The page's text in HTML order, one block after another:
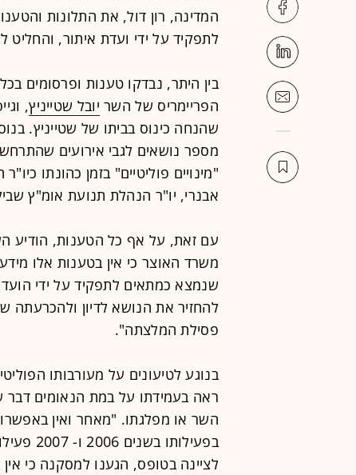
המדינה, רון דול, את התלונות
לתפקיד על ידי ועדת איתור, והחליט
בין היתר, נבדקו טענות ופרסומים
הפריימריס של השר יובל שטייניץ,
שהנחה כינוס בביתו של שטייניץ.
מספר נושאים לגבי אירועים
"מינויים פוליטיים" בזמן כהונתו
אבנרי, יו"ר הנהלת תנועת אומ"ץ
עם זאת, על אף כל הטענות, הודיע
משרד האוצר כי אין בטענות אלו
שנמצא כמתאים לתפקיד על ידי
להחזיר את הנושא לדיון ולהכרעתה
פסילת המלצתה".
בנוגע לטיעונים על מעורבותו
ראה בעמידתו על במת הנאומים דבר
השר או מפלגתו. "מאחר ואין
לציינה בטופס, הגענו למסקנה כי אין